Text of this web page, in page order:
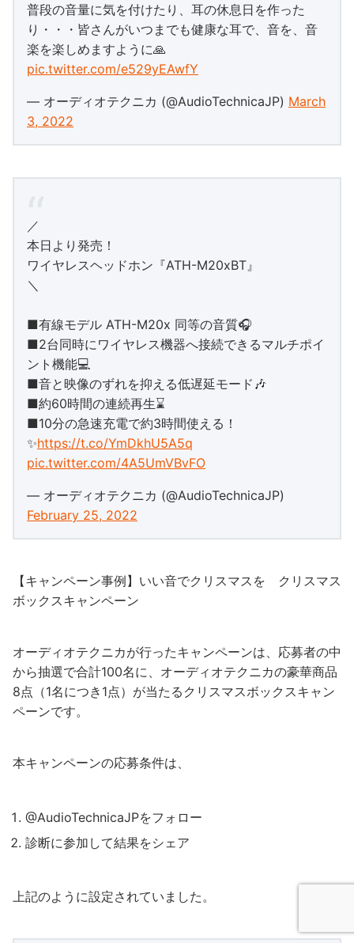
普段の音量に気を付けたり、耳の休息日を作った
り・・・皆さんがいつまでも健康な耳で、音を、音
楽を楽しめますように🙏
pic.twitter.com/e529yEAwfY
— オーディオテクニカ (@AudioTechnicaJP) March
3, 2022
／
本日より発売！
ワイヤレスヘッドホン『ATH-M20xBT』
＼
■有線モデル ATH-M20x 同等の音質🎧
■2台同時にワイヤレス機器へ接続できるマルチポイ
ント機能💻
■音と映像のずれを抑える低遅延モード🎶
■約60時間の連続再生⌛
■10分の急速充電で約3時間使える！
✨https://t.co/YmDkhU5A5q
pic.twitter.com/4A5UmVBvFO
— オーディオテクニカ (@AudioTechnicaJP)
February 25, 2022
【キャンペーン事例】いい音でクリスマスを クリスマス
ボックスキャンペーン
オーディオテクニカが行ったキャンペーンは、応募者の中
から抽選で合計100名に、オーディオテクニカの豪華商品
8点（1名につき1点）が当たるクリスマスボックスキャン
ペーンです。
本キャンペーンの応募条件は、
@AudioTechnicaJPをフォロー
診断に参加して結果をシェア
上記のように設定されていました。